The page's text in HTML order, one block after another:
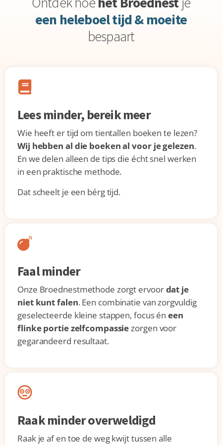
een heleboel tijd & moeite
bespaart
Lees minder, bereik meer
Wie heeft er tijd om tientallen boeken te lezen?
Wij hebben al die boeken al voor je gelezen.
En we delen alleen de tips die écht snel werken
in een praktische methode.
Dat scheelt je een bérg tijd.
Faal minder
Onze Broednestmethode zorgt ervoordat je
niet kunt falen. Een combinatie van zorgvuldig
geselecteerde kleine stappen, focus éneen
flinke portie zelfcompassiezorgen voor
gegarandeerd resultaat.
Raak minder overweldigd
Raak je af en toe de weg kwijt tussen alle